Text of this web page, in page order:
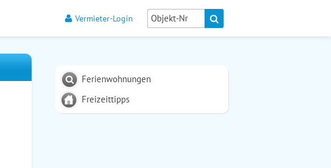
Vermieter-Login
Ferienwohnungen
Freizeittipps